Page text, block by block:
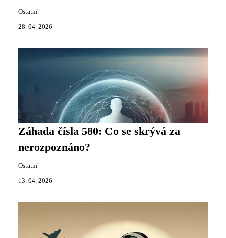
Ostatní
28. 04. 2026
Záhada čísla 580: Co se skrývá za
nerozpoznáno?
Ostatní
13. 04. 2026